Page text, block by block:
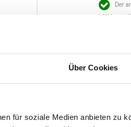
Über Cookies
für soziale Medien anbieten zu
Der
inkl.
Nicht